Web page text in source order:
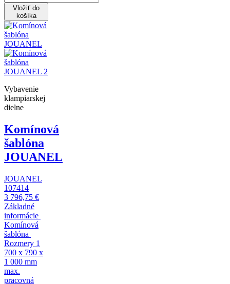
Vložiť do
košíka
Vybavenie
klampiarskej
dielne
Komínová
šablóna
JOUANEL
JOUANEL
107414
3 796,75 €
Základné
informácie
Komínová
šablóna
Rozmery 1
700 x 790 x
1 000 mm
max.
pracovná